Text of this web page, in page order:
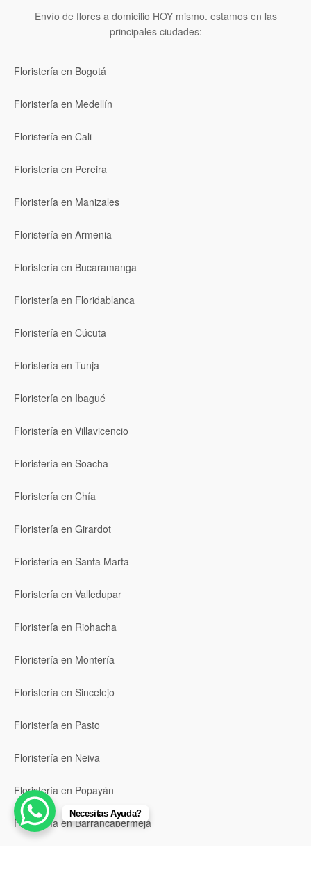
Envío de flores a domicilio HOY mismo. estamos en las
principales ciudades:
Floristería en Bogotá
Floristería en Medellín
Floristería en Cali
Floristería en Pereira
Floristería en Manizales
Floristería en Armenia
Floristería en Bucaramanga
Floristería en Floridablanca
Floristería en Cúcuta
Floristería en Tunja
Floristería en Ibagué
Floristería en Villavicencio
Floristería en Soacha
Floristería en Chía
Floristería en Girardot
Floristería en Santa Marta
Floristería en Valledupar
Floristería en Riohacha
Floristería en Montería
Floristería en Sincelejo
Floristería en Pasto
Floristería en Neiva
Floristería en Popayán
Floristería en Barrancabermeja
Necesitas Ayuda?